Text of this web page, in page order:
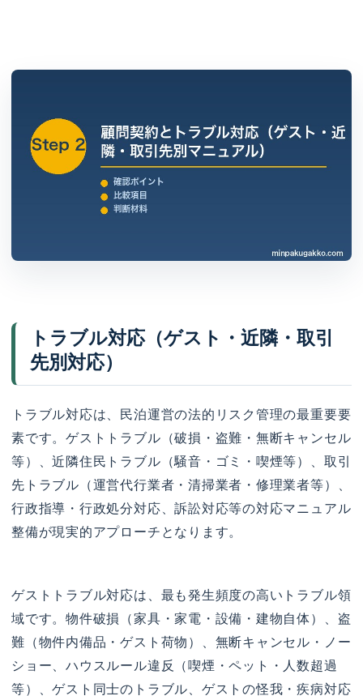
トラブル対応（ゲスト・近隣・取引
先別対応）
トラブル対応は、民泊運営の法的リスク管理の最重要要
素です。ゲストトラブル（破損・盗難・無断キャンセル
等）、近隣住民トラブル（騒音・ゴミ・喫煙等）、取引
先トラブル（運営代行業者・清掃業者・修理業者等）、
行政指導・行政処分対応、訴訟対応等の対応マニュアル
整備が現実的アプローチとなります。
ゲストトラブル対応は、最も発生頻度の高いトラブル領
域です。物件破損（家具・家電・設備・建物自体）、盗
難（物件内備品・ゲスト荷物）、無断キャンセル・ノー
ショー、ハウスルール違反（喫煙・ペット・人数超過
等）、ゲスト同士のトラブル、ゲストの怪我・疾病対応